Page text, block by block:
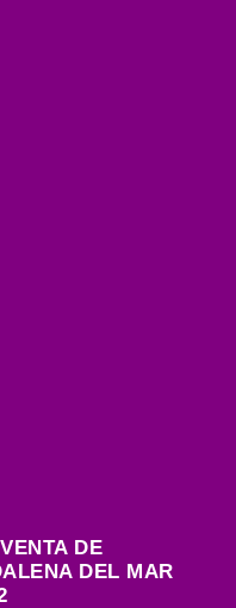
DE
DEL MAR